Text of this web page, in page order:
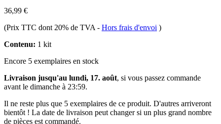
36,99 €
(Prix TTC dont 20% de TVA - Hors frais d'envoi )
Contenu: 1 kit
Encore 5 exemplaires en stock
Livraison jusqu'au lundi, 17. août, si vous passez commande
avant le dimanche à 23:59.
Il ne reste plus que 5 exemplaires de ce produit. D'autres arriveront
bientôt ! La date de livraison peut changer si un plus grand nombre
de pièces est commandé.